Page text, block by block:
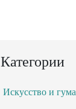
Категории
Искусство и